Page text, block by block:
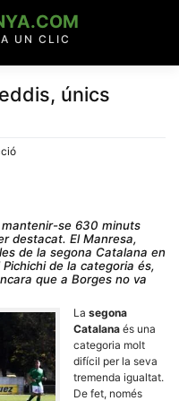
UN CLIC
únics
se 630 minuts
destacat. El Manresa,
de la segona Catalana en
de la categoria és,
que a Borges no va
La segona
Catalana és una
categoria molt
difícil per la seva
tremenda igualtat.
De fet, només